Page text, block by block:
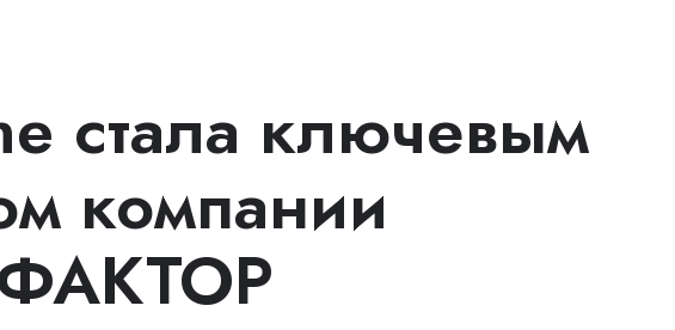
стала ключевым
компании